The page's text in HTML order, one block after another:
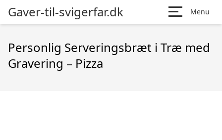
Gaver-til-svigerfar.dk Menu
Personlig Serveringsbræt i Træ med
Gravering – Pizza